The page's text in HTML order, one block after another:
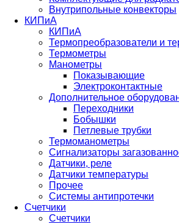
Внутрипольные конвекторы
КИПиА
КИПиА
Термопреобразователи и
Термометры
Манометры
Показывающие
Электроконтактные
Дополнительное
Переходники
Бобышки
Петлевые трубки
Термоманометры
Сигнализаторы
Датчики, реле
Датчики температуры
Прочее
Системы антипротечки
Счетчики
Счетчики